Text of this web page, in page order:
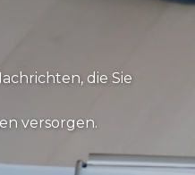
die Sie
versorgen.